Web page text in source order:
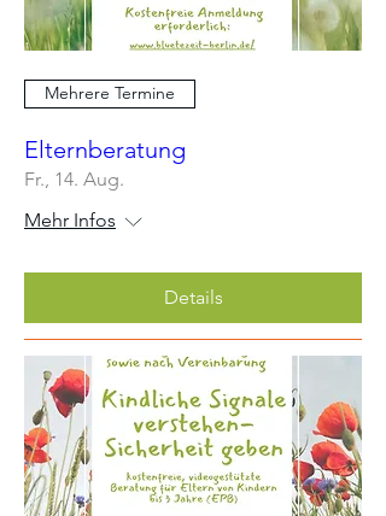
Mehrere Termine
Elternberatung
Fr., 14. Aug.
Mehr Infos
Details